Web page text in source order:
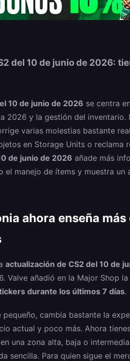
del 10 de junio de 2026:
10 de junio de 2026 se centra
2026 y la gestión del inventario.
varias molestias bastante
en Storage Units o reclama
de junio de 2026 añade más
el manejo de ítems y muestra un
ahora enseña
actualización de CS2 del 10 de
Valve añadió en la Major Shop
durante los últimos 7 días.
cambia bastante la
actual y poco más. Ahora
una zona alta, baja o
sencilla. Para quien sigue el